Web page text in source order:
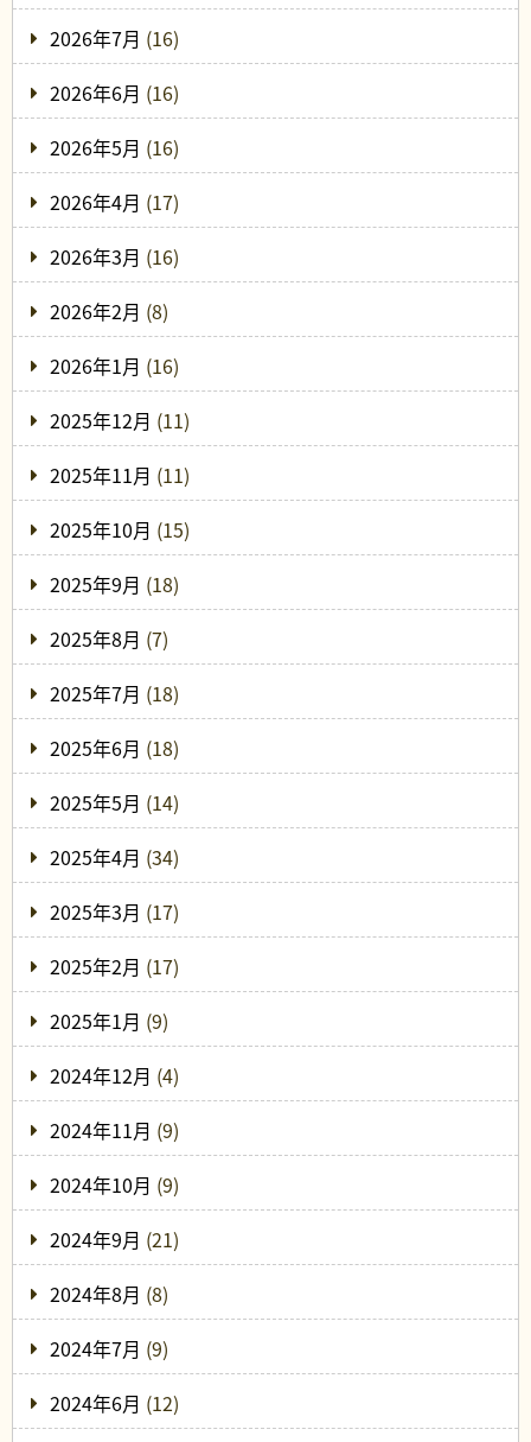
2026年7月 (16)
2026年6月 (16)
2026年5月 (16)
2026年4月 (17)
2026年3月 (16)
2026年2月 (8)
2026年1月 (16)
2025年12月 (11)
2025年11月 (11)
2025年10月 (15)
2025年9月 (18)
2025年8月 (7)
2025年7月 (18)
2025年6月 (18)
2025年5月 (14)
2025年4月 (34)
2025年3月 (17)
2025年2月 (17)
2025年1月 (9)
2024年12月 (4)
2024年11月 (9)
2024年10月 (9)
2024年9月 (21)
2024年8月 (8)
2024年7月 (9)
2024年6月 (12)